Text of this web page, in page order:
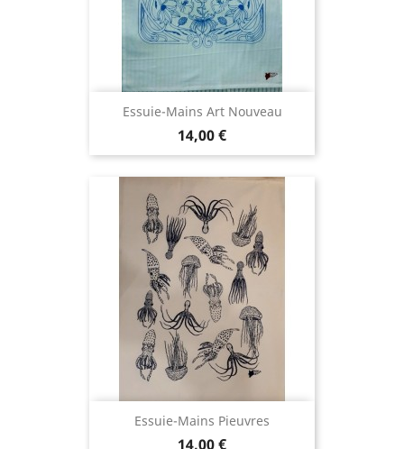
Essuie-Mains Art Nouveau
Prix
14,00 €
Essuie-Mains Pieuvres
Prix
14,00 €